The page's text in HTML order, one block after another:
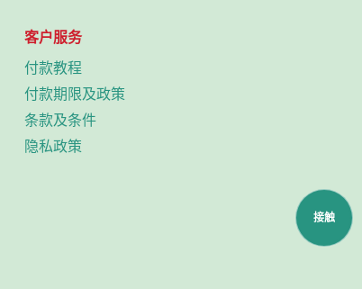
客户服务
付款教程
付款期限及政策
条款及条件
隐私政策
接触